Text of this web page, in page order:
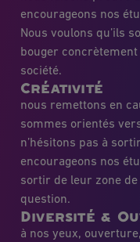
encourageons nos
Nous voulons qu’ils
bouger
société.
Créativité
nous remettons en
sommes orientés
n’hésitons pas à
encourageons nos
sortir de leur zone
question.
Diversité &
à nos yeux,